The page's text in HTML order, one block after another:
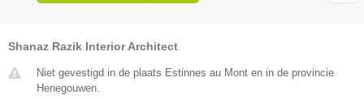
Shanaz Razik Interior Architect
Niet gevestigd in de plaats Estinnes au Mont en in de provincie
Henegouwen.